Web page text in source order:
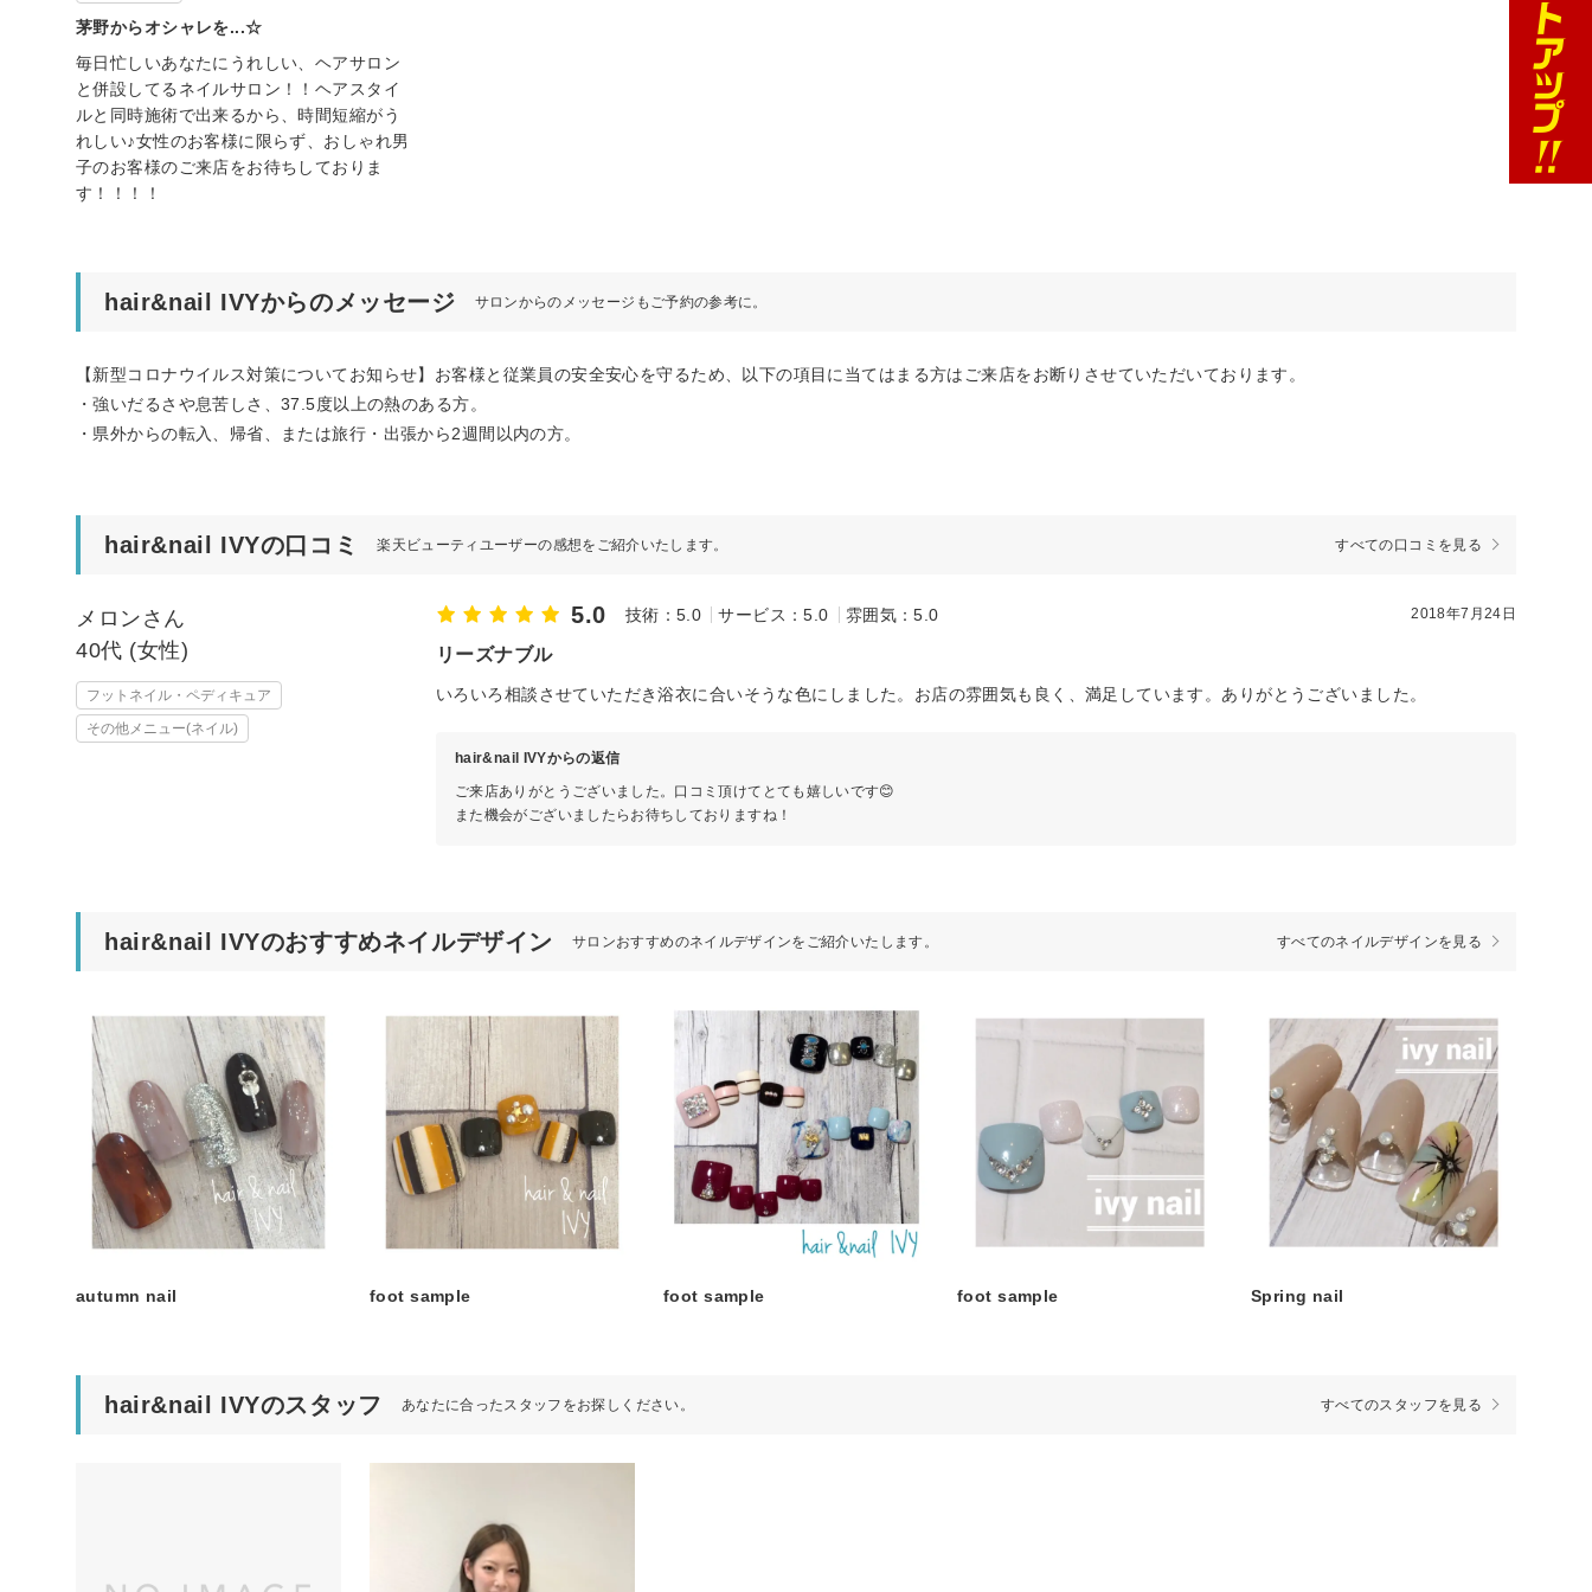
茅野からオシャレを...☆
毎日忙しいあなたにうれしい、ヘアサロン
と併設してるネイルサロン！！ヘアスタイ
ルと同時施術で出来るから、時間短縮がう
れしい♪女性のお客様に限らず、おしゃれ男
子のお客様のご来店をお待ちしておりま
す！！！！
hair&nail IVYからのメッセージ サロンからのメッセージもご予約の参考に。
【新型コロナウイルス対策についてお知らせ】お客様と従業員の安全安心を守るため、以下の項目に当てはまる方はご来店をお断りさせていただいております。
・強いだるさや息苦しさ、37.5度以上の熱のある方。
・県外からの転入、帰省、または旅行・出張から2週間以内の方。
hair&nail IVYの口コミ 楽天ビューティユーザーの感想をご紹介いたします。 すべての口コミを見る
メロンさん
40代 (女性)
フットネイル・ペディキュア
その他メニュー(ネイル)
5.0 技術：5.0 サービス：5.0 雰囲気：5.0 2018年7月24日
リーズナブル
いろいろ相談させていただき浴衣に合いそうな色にしました。お店の雰囲気も良く、満足しています。ありがとうございました。
hair&nail IVYからの返信
ご来店ありがとうございました。口コミ頂けてとても嬉しいです😊
また機会がございましたらお待ちしておりますね！
hair&nail IVYのおすすめネイルデザイン サロンおすすめのネイルデザインをご紹介いたします。 すべてのネイルデザインを見る
autumn nail foot sample foot sample foot sample Spring nail
hair&nail IVYのスタッフ あなたに合ったスタッフをお探しください。 すべてのスタッフを見る